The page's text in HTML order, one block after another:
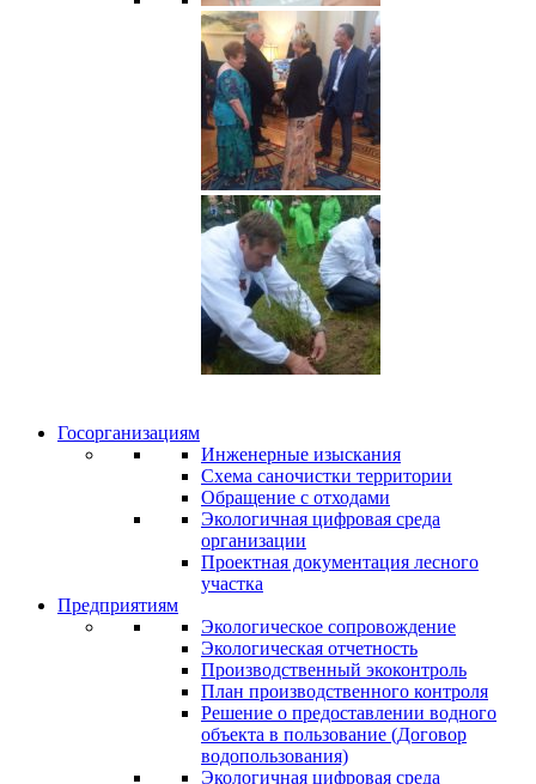
Госорганизациям
Инженерные изыскания
Схема саночистки территории
Обращение с отходами
Экологичная цифровая среда
организации
Проектная документация лесного
участка
Предприятиям
Экологическое сопровождение
Экологическая отчетность
Производственный экоконтроль
План производственного контроля
Решение о предоставлении водного
объекта в пользование (Договор
водопользования)
Экологичная цифровая среда